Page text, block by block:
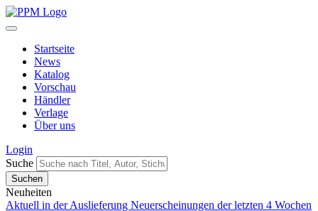
Startseite
News
Katalog
Vorschau
Händler
Verlage
Über uns
Login
Suche
Neuheiten
Aktuell in der Auslieferung Neuerscheinungen der letzten 4 Wochen